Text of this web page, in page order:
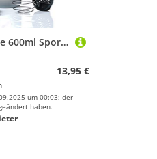
ace2b Trinkflasche 600ml Sport & Fitness mit Shaker Ball für Eiweiß Protein Shakes + Sieb I Sportflasche für Fitnessstudio Fahrrad Outdoor I Tritan BPA frei, auslaufsicher
13,95 €
um 00:03; der
haben.